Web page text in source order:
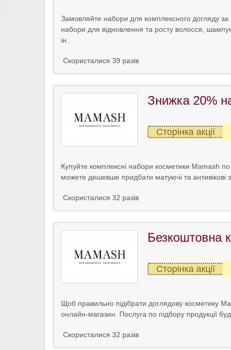
Замовляйте набори для комплексного догляду
набори для відновлення та росту волосся,
ін.
Скористалися 39 разів
Знижка 20%
Сторінка акції
Купуйте комплексні набори косметики Mamash
можете дешевше придбати матуючі та антивікові
Скористалися 32 разів
Безкоштовна
Сторінка акції
Щоб правильно підібрати доглядову косметику
онлайн-магазин. Послуга по підбору продукції
Скористалися 32 разів